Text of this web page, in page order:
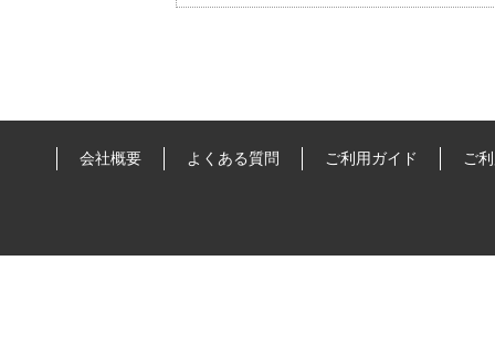
会社概要 よくある質問 ご利用ガイド ご